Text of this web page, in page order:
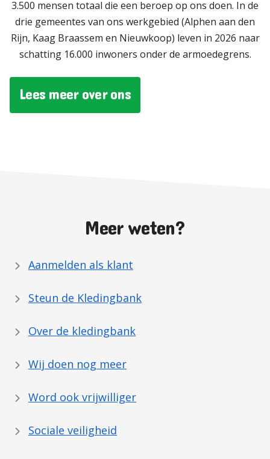
3.500 mensen totaal die een beroep op ons doen. In de
drie gemeentes van ons werkgebied (Alphen aan den
Rijn, Kaag Braassem en Nieuwkoop) leven in 2026 naar
schatting 16.000 inwoners onder de armoedegrens.
Lees meer over ons
Meer weten?
Aanmelden als klant
Steun de Kledingbank
Over de kledingbank
Wij doen nog meer
Word ook vrijwilliger
Sociale veiligheid